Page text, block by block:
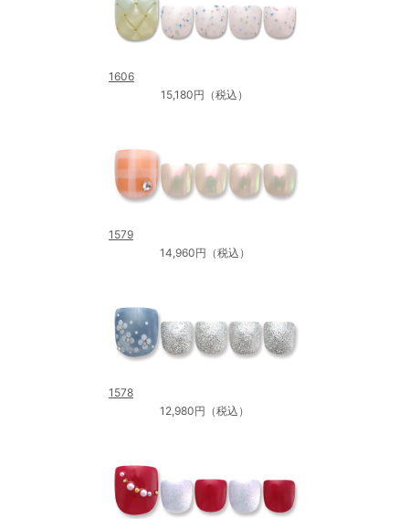
1606
15,180円（税込）
1579
14,960円（税込）
1578
12,980円（税込）